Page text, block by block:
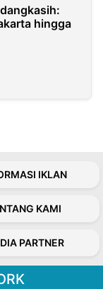
hingga
IKLAN
KAMI
PARTNER